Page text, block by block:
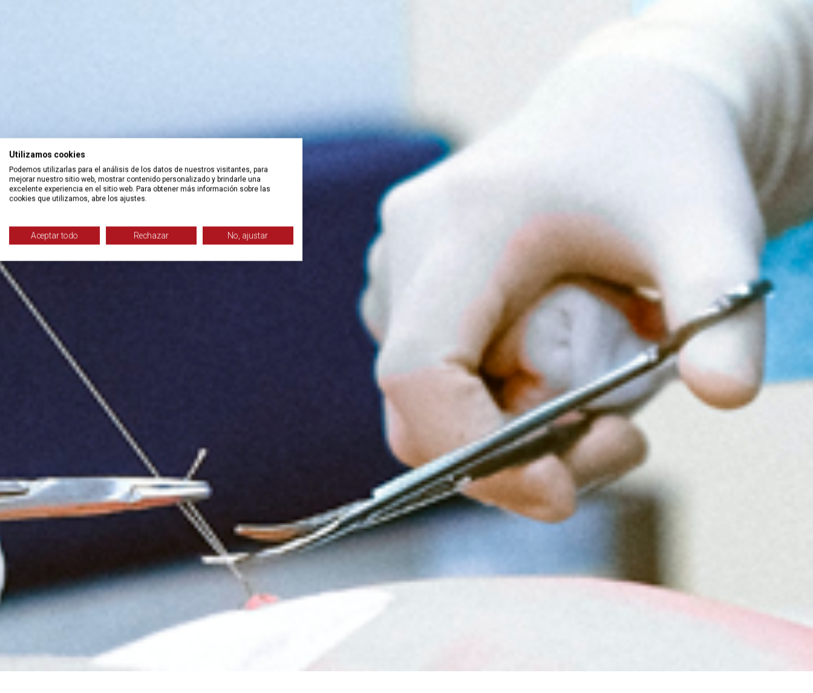
Utilizamos cookies
Podemos utilizarlas para el análisis de los datos de nuestros visitantes, para
mejorar nuestro sitio web, mostrar contenido personalizado y brindarle una
excelente experiencia en el sitio web. Para obtener más información sobre las
cookies que utilizamos, abre los ajustes.
Aceptar todo Rechazar No, ajustar